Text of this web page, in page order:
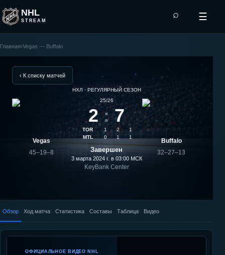
NHL
STREAM
⌕ ☰
Buffalo
Vegas:
матча
Главная›Vegas — Buffalo
‹ К списку матчей
Vegas
45–19–8
НХЛ · РЕГУЛЯРНЫЙ СЕЗОН
25/26
2 : 7
TOR 1 2
1
MTL
0 1 1
Завершен
3 марта 2024 г. в 03:00МСК
KeyBank Center
Buffalo
32–27–13
Обзор Ход матча Статистика Составы Таблица Видео
ОФИЦИАЛЬНОЕ ВИДЕО NHL